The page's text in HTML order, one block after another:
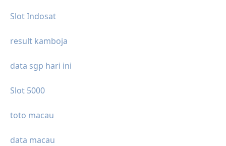
Slot Indosat
result kamboja
data sgp hari ini
Slot 5000
toto macau
data macau